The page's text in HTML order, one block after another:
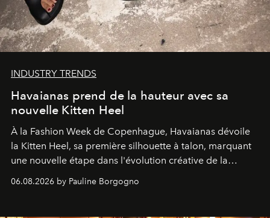
INDUSTRY TRENDS
Havaianas prend de la hauteur avec sa
nouvelle Kitten Heel
À la Fashion Week de Copenhague, Havaianas dévoile
la Kitten Heel, sa première silhouette à talon, marquant
une nouvelle étape dans l'évolution créative de la
06.08.2026 by Pauline Borgogno